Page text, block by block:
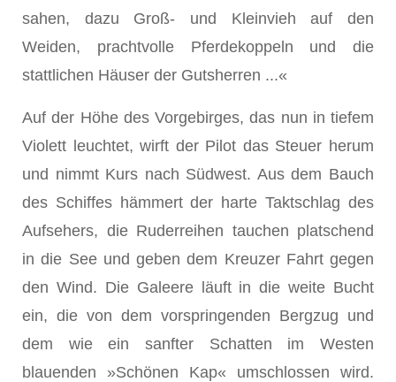
sahen, dazu Groß- und Kleinvieh auf den
Weiden, prachtvolle Pferdekoppeln und die
stattlichen Häuser der Gutsherren ...«
Auf der Höhe des Vorgebirges, das nun in tiefem
Violett leuchtet, wirft der Pilot das Steuer herum
und nimmt Kurs nach Südwest. Aus dem Bauch
des Schiffes hämmert der harte Taktschlag des
Aufsehers, die Ruderreihen tauchen platschend
in die See und geben dem Kreuzer Fahrt gegen
den Wind. Die Galeere läuft in die weite Bucht
ein, die von dem vorspringenden Bergzug und
dem wie ein sanfter Schatten im Westen
blauenden »Schönen Kap« umschlossen wird.